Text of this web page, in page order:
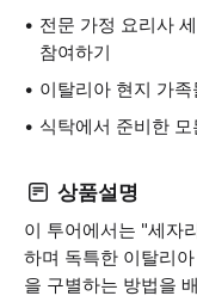
전문 가정 요리사
참여하기
이탈리아 현지 가
식탁에서 준비한
상품설명
이 투어에서는 "세자
하며 독특한 이탈리
을 구별하는 방법을